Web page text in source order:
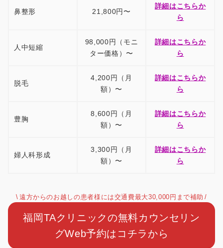
鼻整形 21,800円〜
詳細はこちらか
ら
人中短縮
98,000円（モニ
ター価格）〜
詳細はこちらか
ら
脱毛
4,200円（月
額）〜
詳細はこちらか
ら
豊胸
8,600円（月
額）〜
詳細はこちらか
ら
婦人科形成
3,300円（月
額）〜
詳細はこちらか
ら
遠方からのお越しの患者様には交通費最大30,000円まで補助
福岡TAクリニックの無料カウンセリン
グWeb予約はコチラから